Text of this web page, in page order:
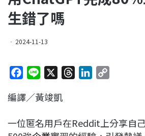
生錯了嗎
2024-11-13
c
b
n
a
e
L
編譯／黃竣凱
一位匿名用戶在Reddit上分享自